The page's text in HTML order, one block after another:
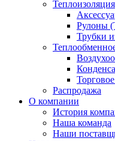
Теплоизоляция
Рулоны
Трубки
Распродажа
О компании
История
Наша команда
Наши